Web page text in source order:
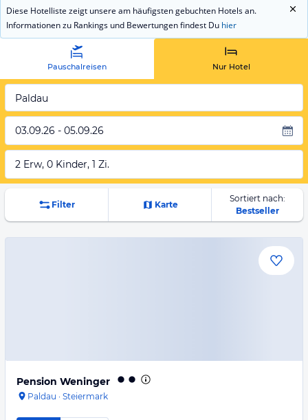
Diese Hotelliste zeigt unsere am häufigsten gebuchten Hotels an.
Informationen zu Rankings und Bewertungen findest Du hier
Pauschalreisen Nur Hotel
Paldau
03.09.26 - 05.09.26
2 Erw, 0 Kinder, 1 Zi.
Filter Karte
Sortiert nach:
Bestseller
Pension Weninger
Paldau · Steiermark